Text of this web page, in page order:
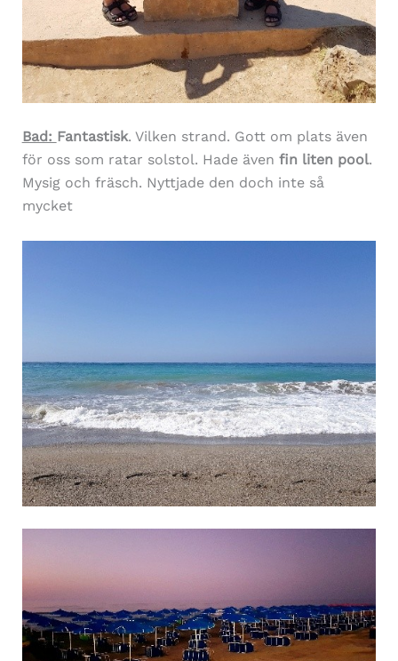
Bad: Fantastisk. Vilken strand. Gott om plats även
för oss som ratar solstol. Hade även fin liten pool.
Mysig och fräsch. Nyttjade den doch inte så
mycket